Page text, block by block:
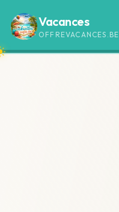
Vacances
OFFREVACANCES.BE